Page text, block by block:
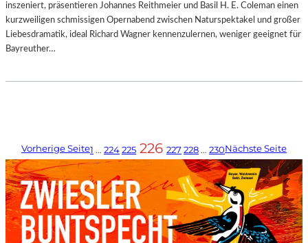
inszeniert, präsentieren Johannes Reithmeier und Basil H. E. Coleman einen
kurzweiligen schmissigen Opernabend zwischen Naturspektakel und großer
Liebesdramatik, ideal Richard Wagner kennenzulernen, weniger geeignet für
Bayreuther…
Vorherige Seite1 … 224225 226 227228… 230Nächste Seite